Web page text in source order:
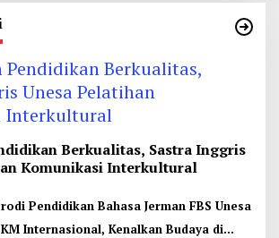
Berkualitas, Sastra Inggris
Komunikasi Interkultural
Pendidikan Bahasa Jerman FBS Unesa
Internasional, Kenalkan Budaya di